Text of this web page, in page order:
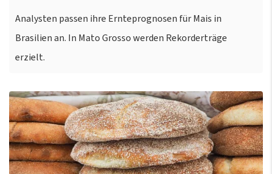
Analysten passen ihre Ernteprognosen für Mais in
Brasilien an. In Mato Grosso werden Rekorderträge
erzielt.